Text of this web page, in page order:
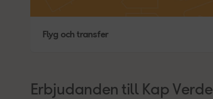
Flyg och transfer
Erbjudanden till Kap Verde